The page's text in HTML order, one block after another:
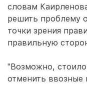
словам
решить проблему
точки зрения
правильную
"Возможно,
отменить